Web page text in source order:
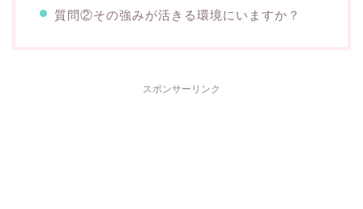
質問②その強みが活きる環境にいますか？
スポンサーリンク